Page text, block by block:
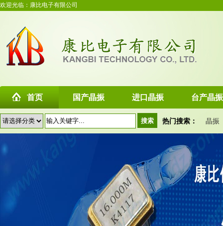
欢迎光临：康比电子有限公司
首页 国产晶振 进口晶振 台产晶振
热门搜索： 晶振